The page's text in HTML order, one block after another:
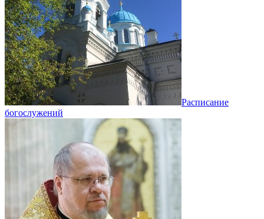
Расписание
богослужений